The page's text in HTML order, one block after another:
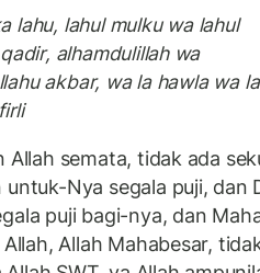
lahu, lahul mulku wa lahul
alhamdulillah wa
akbar, wa la hawla wa la
Allah semata, tidak ada
Nya segala puji, dan
puji bagi-nya, dan
Allah Mahabesar,